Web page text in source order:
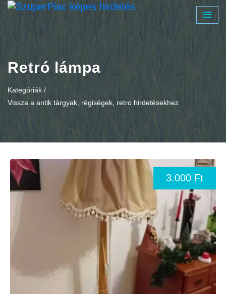
Retró lámpa
Kategóriák /
Vissza a antik tárgyak, régiségek, retro hirdetésekhez
3.000 Ft